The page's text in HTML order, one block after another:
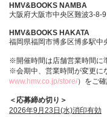
HMV&BOOKS NAMBA
大阪府大阪市中央区難波3-8-
HMV&BOOKS HAKATA
福岡県福岡市博多区博多駅中
※開催時間は店舗営業時間に
※会期中、営業時間が変更に
www.hmv.co.jp/store/）をご
＜応募締め切り＞
2026年9月23日(水)消印有効